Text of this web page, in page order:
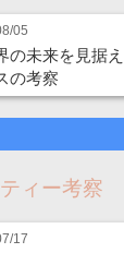
05
の未来を見据
の考察
ィー考察
17